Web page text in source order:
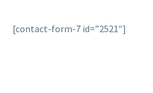
[contact-form-7 id=”2521″]